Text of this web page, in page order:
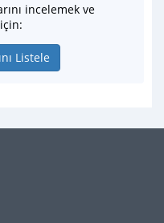
incelemek ve
Listele